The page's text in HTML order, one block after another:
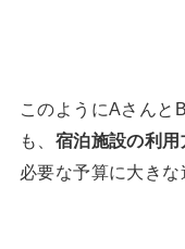
このようにAさんと
も、 宿泊施設の利
必要な予算に大きな